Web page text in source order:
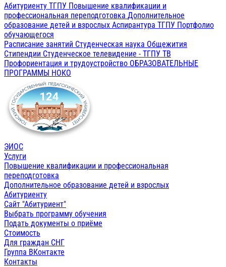
Абитуриенту ТГПУ Повышение квалификации и
профессиональная переподготовка Дополнительное
образование детей и взрослых Аспирантура ТГПУ Портфолио
обучающегося
Расписание занятий Студенческая наука Общежития
Стипендии Студенческое телевидение - ТГПУ ТВ
Профориентация и трудоустройство ОБРАЗОВАТЕЛЬНЫЕ
ПРОГРАММЫ НОКО
ЭИОС
Услуги
Повышение квалификации и профессиональная
переподготовка
Дополнительное образование детей и взрослых
Абитуриенту
Сайт "Абитуриент"
Выбрать программу обучения
Подать документы о приёме
Стоимость
Для граждан СНГ
Группа ВКонтакте
Контакты